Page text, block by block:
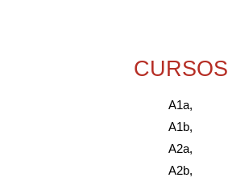
CURSOS
A1a,
A1b,
A2a,
A2b,